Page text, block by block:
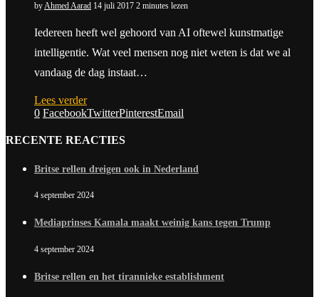
by Ahmed Aarad 14 juli 2017 2 minutes lezen
Iedereen heeft wel gehoord van AI oftewel kunstmatige
intelligentie. Wat veel mensen nog niet weten is dat we al
vandaag de dag instaat…
Lees verder
0 FacebookTwitterPinterestEmail
RECENTE REACTIES
Britse rellen dreigen ook in Nederland
4 september 2024
Mediaprinses Kamala maakt weinig kans tegen Trump
4 september 2024
Britse rellen en het tirannieke establishment